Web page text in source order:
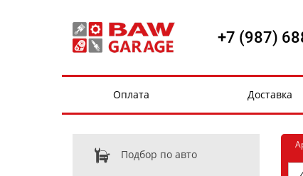
+7 (987)
Оплата Доставка
Подбор по авто